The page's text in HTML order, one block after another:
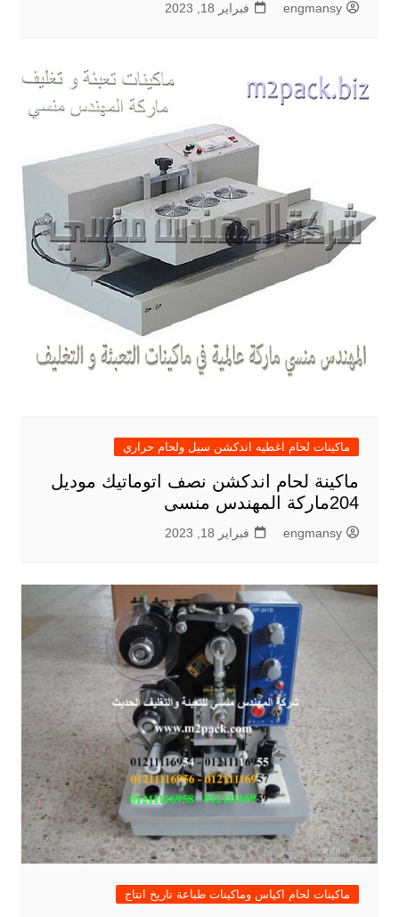
engmansy فبراير 18, 2023
ماكينات لحام اغطيه اندكشن سيل ولحام حراري
ماكينة لحام اندكشن نصف اتوماتيك موديل
204ماركة المهندس منسى
engmansy فبراير 18, 2023
ماكينات لحام اكياس وماكينات طباعة تاريخ انتاج